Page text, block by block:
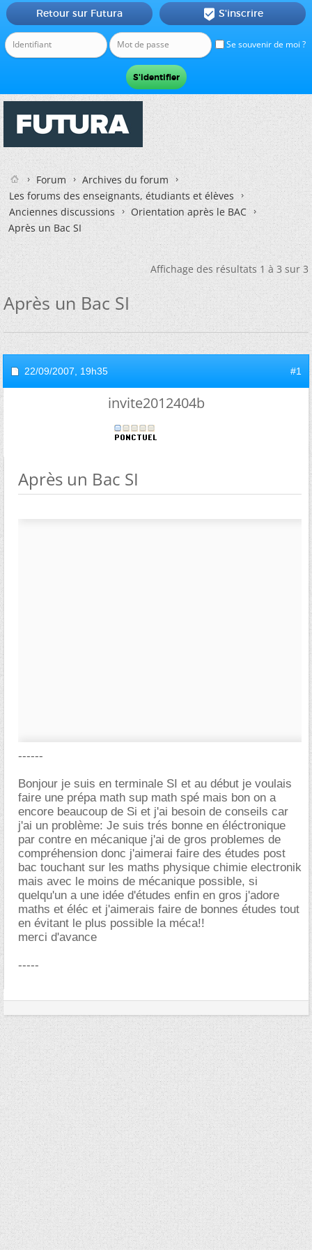
Se souvenir de moi ?
Retour sur Futura  S'inscrire
Forum
Archives du forum
Les forums des enseignants, étudiants et élèves
Anciennes discussions
Orientation après le BAC
Après un Bac SI
Affichage des résultats 1 à 3 sur 3
Après un Bac SI
22/09/2007, 19h35 #1
invite2012404b
Après un Bac SI
------
Bonjour je suis en terminale SI et au début je voulais
faire une prépa math sup math spé mais bon on a
encore beaucoup de Si et j'ai besoin de conseils car
j'ai un problème: Je suis trés bonne en éléctronique
par contre en mécanique j'ai de gros problemes de
compréhension donc j'aimerai faire des études post
bac touchant sur les maths physique chimie electronik
mais avec le moins de mécanique possible, si
quelqu'un a une idée d'études enfin en gros j'adore
maths et éléc et j'aimerais faire de bonnes études tout
en évitant le plus possible la méca!!
merci d'avance
-----